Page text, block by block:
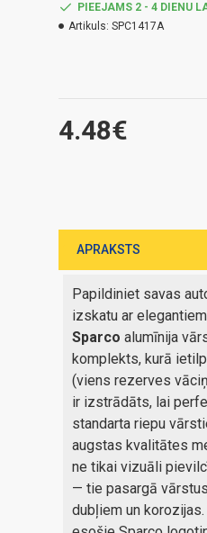
4.48€
PIEEJAMS 2 - 4 DIENU
Artikuls: SPC1417A
APRAKSTS
Papildiniet savas
izskatu ar
Sparco alumīnija
komplekts, kurā
(viens rezerves
ir izstrādāts, lai
standarta riepu
augstas kvalitātes
ne tikai vizuāli
— tie pasargā
dubļiem un